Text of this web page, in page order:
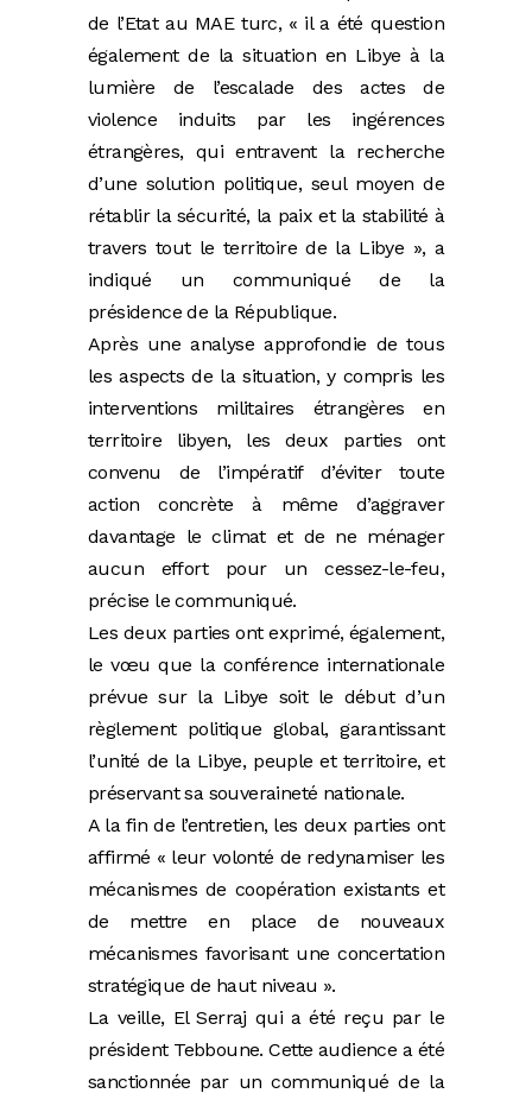
de l’Etat au MAE turc, « il a été question
également de la situation en Libye à la
lumière de l’escalade des actes de
violence induits par les ingérences
étrangères, qui entravent la recherche
d’une solution politique, seul moyen de
rétablir la sécurité, la paix et la stabilité à
travers tout le territoire de la Libye », a
indiqué un communiqué de la
présidence de la République.
Après une analyse approfondie de tous
les aspects de la situation, y compris les
interventions militaires étrangères en
territoire libyen, les deux parties ont
convenu de l’impératif d’éviter toute
action concrète à même d’aggraver
davantage le climat et de ne ménager
aucun effort pour un cessez-le-feu,
précise le communiqué.
Les deux parties ont exprimé, également,
le vœu que la conférence internationale
prévue sur la Libye soit le début d’un
règlement politique global, garantissant
l’unité de la Libye, peuple et territoire, et
préservant sa souveraineté nationale.
A la fin de l’entretien, les deux parties ont
affirmé « leur volonté de redynamiser les
mécanismes de coopération existants et
de mettre en place de nouveaux
mécanismes favorisant une concertation
stratégique de haut niveau ».
La veille, El Serraj qui a été reçu par le
président Tebboune. Cette audience a été
sanctionnée par un communiqué de la